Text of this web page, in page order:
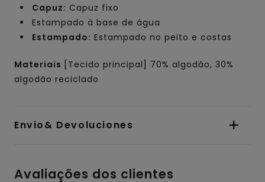
Capuz: Capuz fixo
Estampado à base de água
Estampado: Estampado no peito e costas
Materiais
[Tecido principal] 70% algodão, 30%
algodão reciclado
Envio& Devoluciones
Avaliações dos clientes